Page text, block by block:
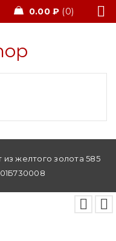
0.00 ₽ 0
из желтого золота 585